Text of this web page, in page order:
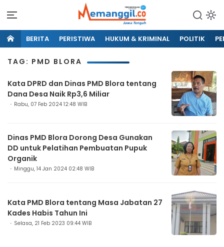
BERITA PERISTIWA HUKUM & KRIMINAL POLITIK
TAG: PMD BLORA
Kata DPRD dan Dinas PMD Blora tentang
Dana Desa Naik Rp3,6 Miliar
Rabu, 07 Feb 2024 12:48 WIB
Dinas PMD Blora Dorong Desa Gunakan
DD untuk Pelatihan Pembuatan Pupuk
Organik
Minggu, 14 Jan 2024 02:48 WIB
Kata PMD Blora tentang Masa Jabatan 27
Kades Habis Tahun Ini
Selasa, 21 Feb 2023 09:44 WIB